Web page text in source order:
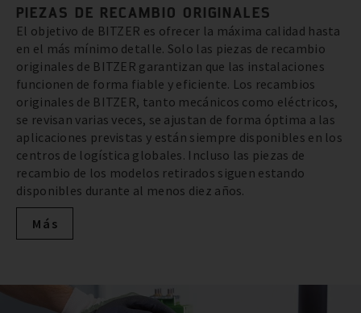
PIEZAS DE RECAMBIO ORIGINALES
El objetivo de BITZER es ofrecer la máxima calidad hasta
en el más mínimo detalle. Solo las piezas de recambio
originales de BITZER garantizan que las instalaciones
funcionen de forma fiable y eficiente. Los recambios
originales de BITZER, tanto mecánicos como eléctricos,
se revisan varias veces, se ajustan de forma óptima a las
aplicaciones previstas y están siempre disponibles en los
centros de logística globales. Incluso las piezas de
recambio de los modelos retirados siguen estando
disponibles durante al menos diez años.
Más